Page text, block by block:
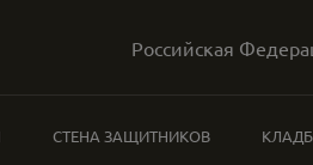
Российская
СТЕНА ЗАЩИТНИКОВ